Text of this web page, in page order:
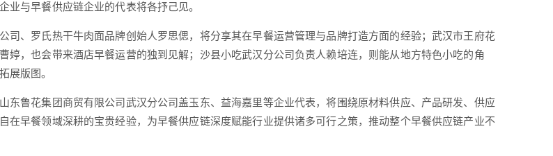
业与早餐供应链企业的代表将各抒己见。
司、罗氏热干牛肉面品牌创始人罗思偲，将分享其在早餐运营管理与品牌打造方面的经验；武汉市王府花
婷，也会带来酒店早餐运营的独到见解；沙县小吃武汉分公司负责人赖培连，则能从地方特色小吃的角
展版图。
东鲁花集团商贸有限公司武汉分公司盖玉东、益海嘉里等企业代表，将围绕原材料供应、产品研发、供应
在早餐领域深耕的宝贵经验，为早餐供应链深度赋能行业提供诸多可行之策，推动整个早餐供应链产业不